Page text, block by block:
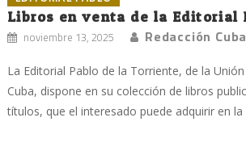
Libros en venta de la Editorial
noviembre 13, 2025 Redacción
La Editorial Pablo de la Torriente, de la
Cuba, dispone en su colección de libros
títulos, que el interesado puede adquirir en la